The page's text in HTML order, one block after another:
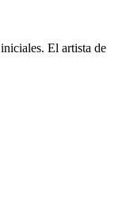
iniciales. El artista de